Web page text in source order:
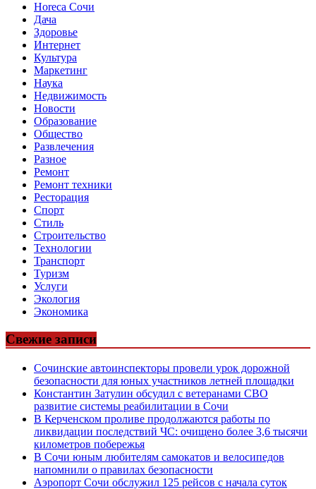
Horeca Сочи
Дача
Здоровье
Интернет
Культура
Маркетинг
Наука
Недвижимость
Новости
Образование
Общество
Развлечения
Разное
Ремонт
Ремонт техники
Ресторация
Спорт
Стиль
Строительство
Технологии
Транспорт
Туризм
Услуги
Экология
Экономика
Свежие записи
Сочинские автоинспекторы провели урок дорожной
безопасности для юных участников летней площадки
Константин Затулин обсудил с ветеранами СВО
развитие системы реабилитации в Сочи
В Керченском проливе продолжаются работы по
ликвидации последствий ЧС: очищено более 3,6 тысячи
километров побережья
В Сочи юным любителям самокатов и велосипедов
напомнили о правилах безопасности
Аэропорт Сочи обслужил 125 рейсов с начала суток